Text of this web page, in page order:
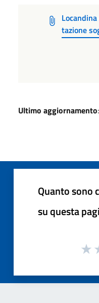
tazione
Ultimo aggiornamento
Quanto sono
su questa